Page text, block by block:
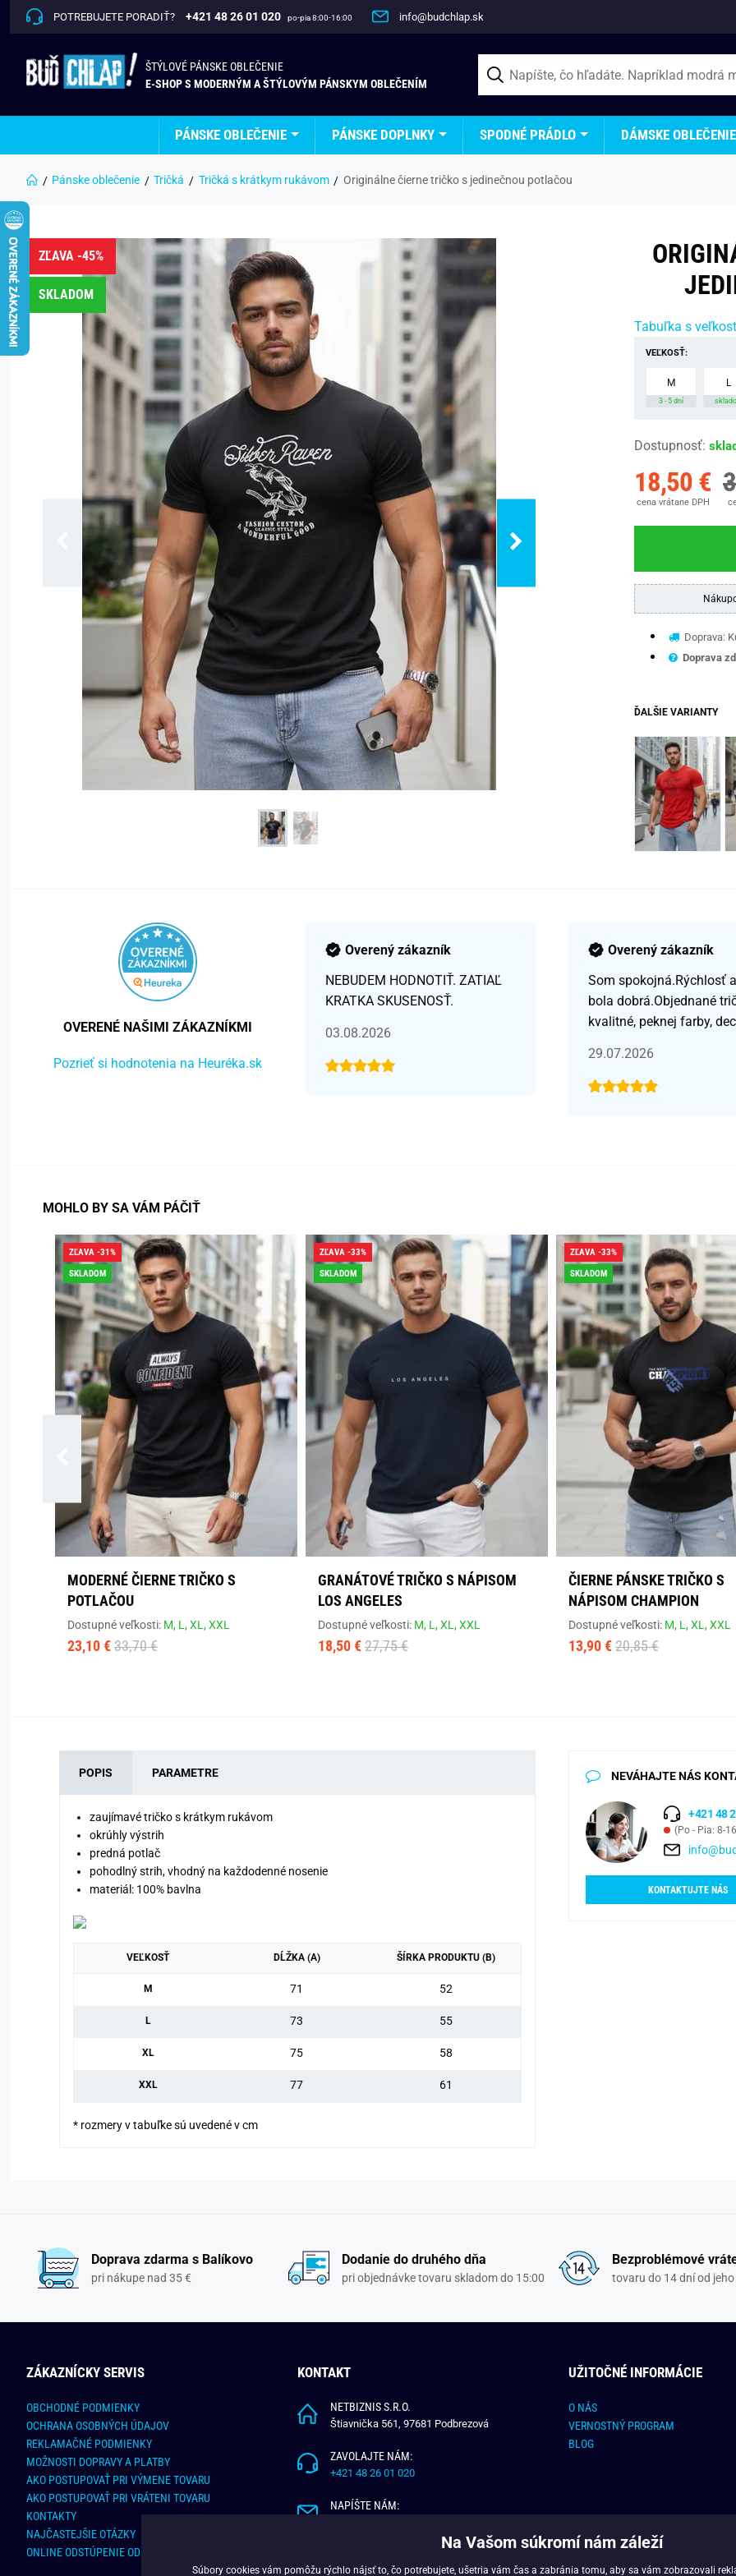
POTREBUJETE PORADIŤ? +421 48 26 01 020 po-pia 8:00-16:00 info@budchlap.sk
ŠTÝLOVÉ PÁNSKE OBLEČENIE
E-SHOP S MODERNÝM A ŠTÝLOVÝM PÁNSKYM OBLEČENÍM
PÁNSKE OBLEČENIE PÁNSKE DOPLNKY SPODNÉ PRÁDLO DÁMSKE OBLEČENIE
Pánske oblečenie Tričká Tričká s krátkym rukávom Originálne čierne tričko s jedinečnou potlačou
ZĽAVA -45%
SKLADOM
Tabuľka s
VEĽKOSŤ:
M
3 - 5 dní
L
Dostupnosť:
18,50 €
cena vrátane DPH
Doprava:
Doprava
ĎALŠIE VARIANTY
OVERENÉ NAŠIMI ZÁKAZNÍKMI
Pozrieť si hodnotenia na Heuréka.sk
Overený zákazník
NEBUDEM HODNOTIŤ. ZATIAĽ
KRATKA SKUSENOSŤ.
03.08.2026
Overený zákazník
Som spokojná.Rýchlosť
bola dobrá.Objednané
kvalitné, peknej farby,
29.07.2026
MOHLO BY SA VÁM PÁČIŤ
ZĽAVA -31%
SKLADOM
MODERNÉ ČIERNE TRIČKO S
POTLAČOU
Dostupné veľkosti: M, L,XL,XXL
23,10 € 33,70 €
ZĽAVA -33%
SKLADOM
GRANÁTOVÉ TRIČKO S NÁPISOM
LOS ANGELES
Dostupné veľkosti: M, L,XL,XXL
18,50 € 27,75 €
ZĽAVA -33%
SKLADOM
ČIERNE PÁNSKE TRIČKO S
NÁPISOM CHAMPION
Dostupné veľkosti: M, L,XL,XXL
13,90 € 20,85 €
POPIS PARAMETRE
zaujímavé tričko s krátkym rukávom
okrúhly výstrih
predná potlač
pohodlný strih, vhodný na každodenné nosenie
materiál: 100% bavlna
VEĽKOSŤ DĹŽKA (A) ŠÍRKA PRODUKTU (B)
M 71 52
L 73 55
XL 75 58
XXL 77 61
* rozmery v tabuľke sú uvedené v cm
NEVÁHAJTE NÁS
+421 48
(Po - Pia: 8-
KONTAKTUJTE NÁS
Doprava zdarma s Balíkovo
pri nákupe nad 35 €
Dodanie do druhého dňa
pri objednávke tovaru skladom do 15:00
Bezproblémové
tovaru do 14 dní od
ZÁKAZNÍCKY SERVIS
OBCHODNÉ PODMIENKY
OCHRANA OSOBNÝCH ÚDAJOV
REKLAMAČNÉ PODMIENKY
MOŽNOSTI DOPRAVY A PLATBY
AKO POSTUPOVAŤ PRI VÝMENE TOVARU
AKO POSTUPOVAŤ PRI VRÁTENI TOVARU
KONTAKTY
NAJČASTEJŠIE OTÁZKY
ONLINE ODSTÚPENIE OD ZMLUVY
KONTAKT
NETBIZNIS S.R.O.
Štiavnička 561, 97681 Podbrezová
ZAVOLAJTE NÁM:
+421 48 26 01 020
NAPÍŠTE NÁM:
UŽITOČNÉ INFORMÁCIE
O NÁS
VERNOSTNÝ PROGRAM
BLOG
Na Vašom súkromí nám záleží
Súbory cookies vám pomôžu rýchlo nájsť to, čo potrebujete, ušetria vám čas a zabránia tomu, aby sa vám zobrazovali